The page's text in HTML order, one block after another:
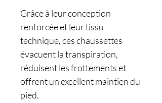
Grâce à leur conception
renforcée et leur tissu
technique, ces chaussettes
évacuent la transpiration,
réduisent les frottements et
offrent un excellent maintien du
pied.